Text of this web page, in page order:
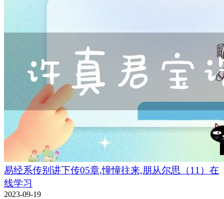
易经系传别讲下传05章,憧憧往来,朋从尔思（11）在
线学习
2023-09-19